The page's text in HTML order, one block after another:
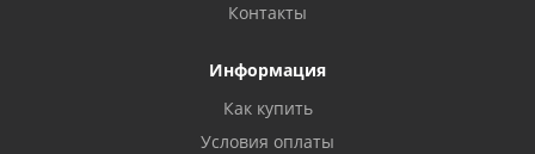
Контакты
Информация
Как купить
Условия оплаты